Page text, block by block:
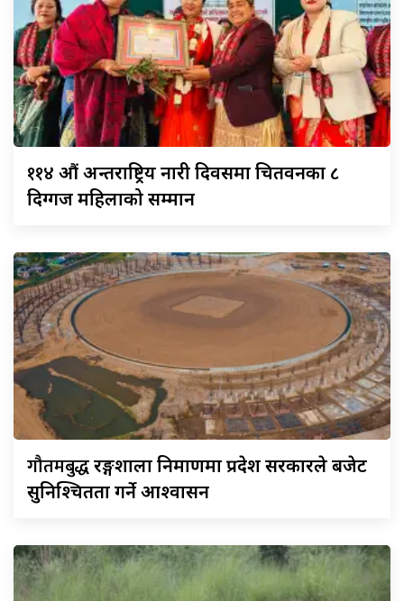
११४ औं अन्तराष्ट्रिय नारी दिवसमा चितवनका ८
दिग्गज महिलाको सम्मान
गौतमबुद्धरङ्गशाला निर्माणमा प्रदेश सरकारले बजेट
सुनिश्चितता गर्ने आश्वासन